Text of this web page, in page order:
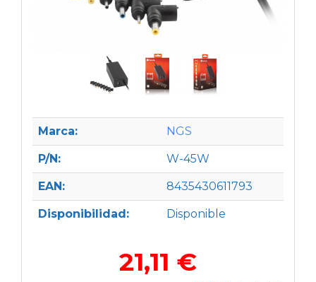
Marca: NGS
P/N: W-45W
EAN: 8435430611793
Disponibilidad: Disponible
21,11 €